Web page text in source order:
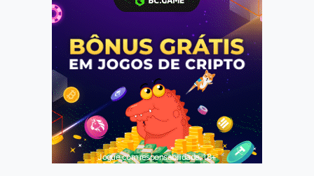
Jogue com responsabilidade. 18+